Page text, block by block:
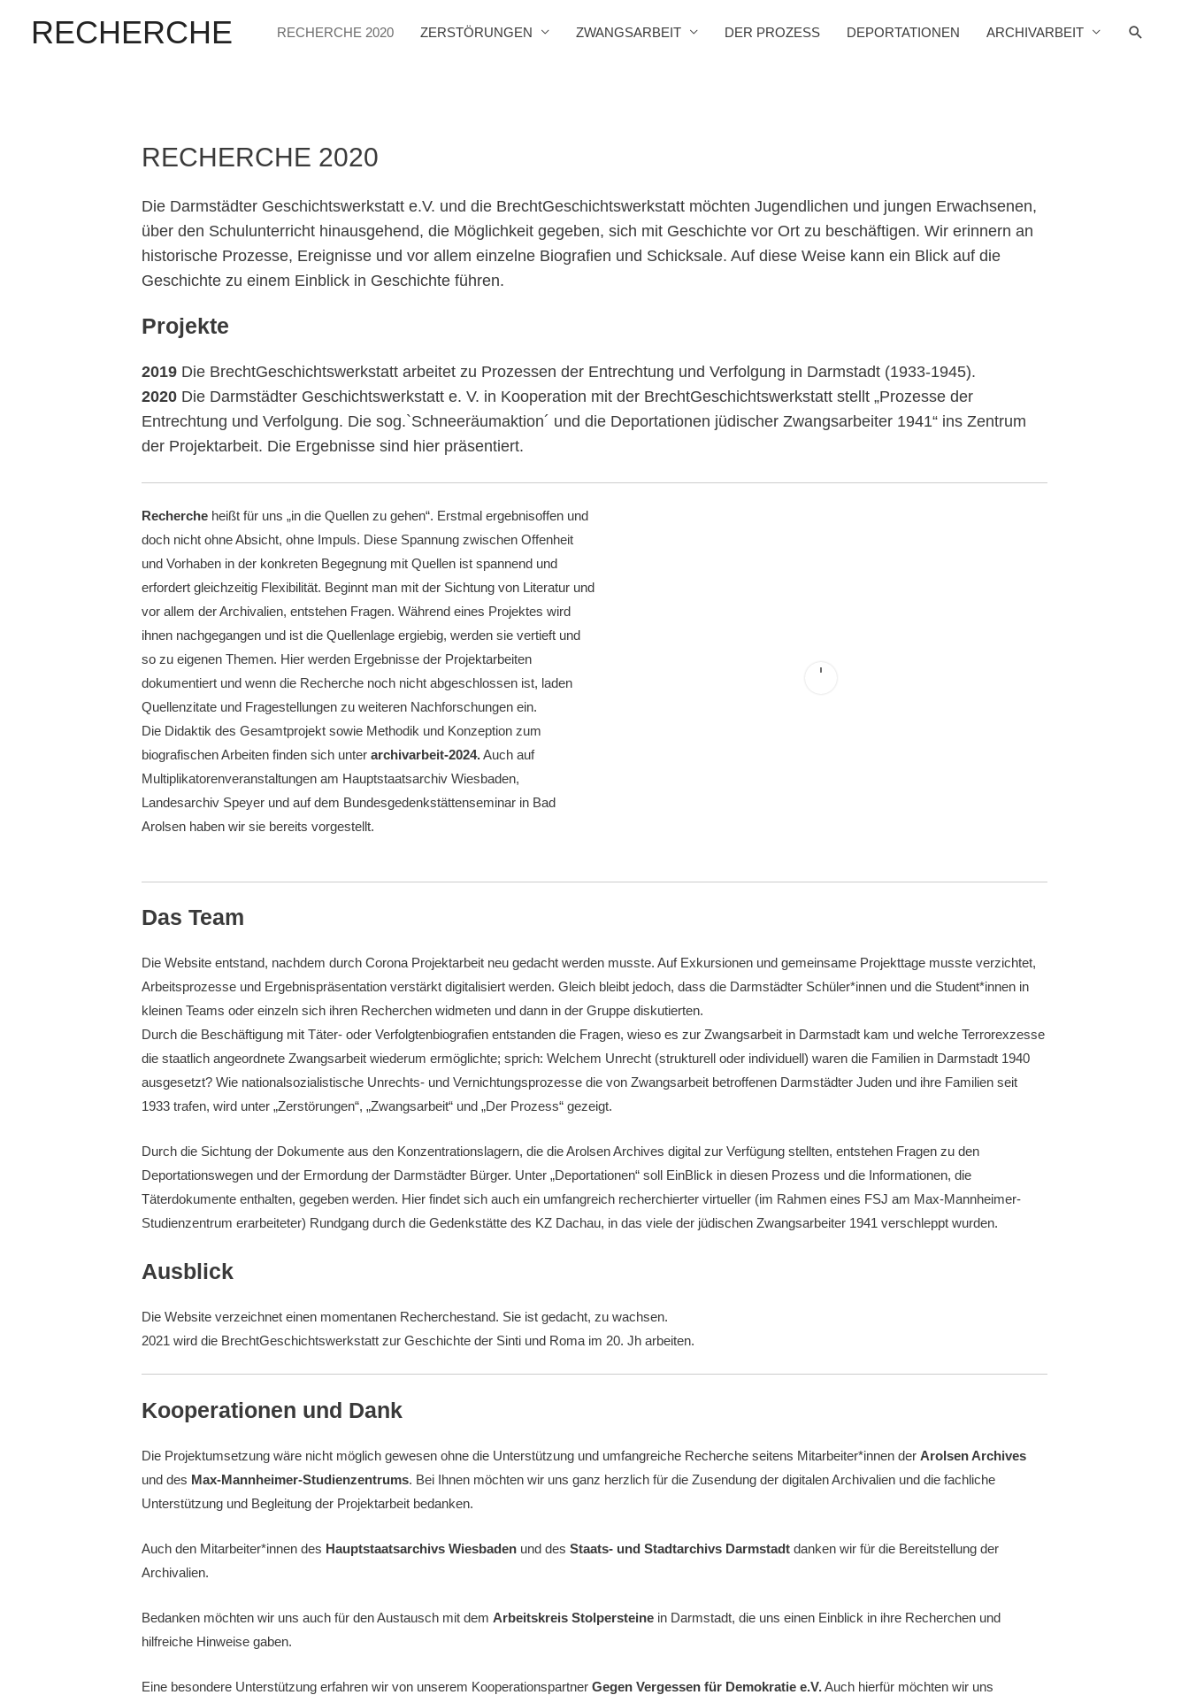
RECHERCHE RECHERCHE 2020 ZERSTÖRUNGEN ZWANGSARBEIT DER PROZESS DEPORTATIONEN ARCHIVARBEIT Suche
RECHERCHE 2020
Die Darmstädter Geschichtswerkstatt e.V. und die BrechtGeschichtswerkstatt möchten Jugendlichen und jungen Erwachsenen,
über den Schulunterricht hinausgehend, die Möglichkeit gegeben, sich mit Geschichte vor Ort zu beschäftigen. Wir erinnern an
historische Prozesse, Ereignisse und vor allem einzelne Biografien und Schicksale. Auf diese Weise kann ein Blick auf die
Geschichte zu einem Einblick in Geschichte führen.
Projekte
2019 Die BrechtGeschichtswerkstatt arbeitet zu Prozessen der Entrechtung und Verfolgung in Darmstadt (1933-1945).
2020 Die Darmstädter Geschichtswerkstatt e. V. in Kooperation mit der BrechtGeschichtswerkstatt stellt „Prozesse der
Entrechtung und Verfolgung. Die sog.`Schneeräumaktion´ und die Deportationen jüdischer Zwangsarbeiter 1941“ ins Zentrum
der Projektarbeit. Die Ergebnisse sind hier präsentiert.
Recherche heißt für uns „in die Quellen zu gehen“. Erstmal ergebnisoffen und
doch nicht ohne Absicht, ohne Impuls. Diese Spannung zwischen Offenheit
und Vorhaben in der konkreten Begegnung mit Quellen ist spannend und
erfordert gleichzeitig Flexibilität. Beginnt man mit der Sichtung von Literatur und
vor allem der Archivalien, entstehen Fragen. Während eines Projektes wird
ihnen nachgegangen und ist die Quellenlage ergiebig, werden sie vertieft und
so zu eigenen Themen. Hier werden Ergebnisse der Projektarbeiten
dokumentiert und wenn die Recherche noch nicht abgeschlossen ist, laden
Quellenzitate und Fragestellungen zu weiteren Nachforschungen ein.
Die Didaktik des Gesamtprojekt sowie Methodik und Konzeption zum
biografischen Arbeiten finden sich unter archivarbeit-2024.Auch auf
Multiplikatorenveranstaltungen am Hauptstaatsarchiv Wiesbaden,
Landesarchiv Speyer und auf dem Bundesgedenkstättenseminar in Bad
Arolsen haben wir sie bereits vorgestellt.
Das Team
Die Website entstand, nachdem durch Corona Projektarbeit neu gedacht werden musste. Auf Exkursionen und gemeinsame Projekttage musste verzichtet,
Arbeitsprozesse und Ergebnispräsentation verstärkt digitalisiert werden. Gleich bleibt jedoch, dass die Darmstädter Schüler*innen und die Student*innen in
kleinen Teams oder einzeln sich ihren Recherchen widmeten und dann in der Gruppe diskutierten.
Durch die Beschäftigung mit Täter- oder Verfolgtenbiografien entstanden die Fragen, wieso es zur Zwangsarbeit in Darmstadt kam und welche Terrorexzesse
die staatlich angeordnete Zwangsarbeit wiederum ermöglichte; sprich: Welchem Unrecht (strukturell oder individuell) waren die Familien in Darmstadt 1940
ausgesetzt? Wie nationalsozialistische Unrechts- und Vernichtungsprozesse die von Zwangsarbeit betroffenen Darmstädter Juden und ihre Familien seit
1933 trafen, wird unter „Zerstörungen“, „Zwangsarbeit“ und „Der Prozess“ gezeigt.
Durch die Sichtung der Dokumente aus den Konzentrationslagern, die die Arolsen Archives digital zur Verfügung stellten, entstehen Fragen zu den
Deportationswegen und der Ermordung der Darmstädter Bürger. Unter „Deportationen“ soll EinBlick in diesen Prozess und die Informationen, die
Täterdokumente enthalten, gegeben werden. Hier findet sich auch ein umfangreich recherchierter virtueller (im Rahmen eines FSJ am Max-Mannheimer-
Studienzentrum erarbeiteter) Rundgang durch die Gedenkstätte des KZ Dachau, in das viele der jüdischen Zwangsarbeiter 1941 verschleppt wurden.
Ausblick
Die Website verzeichnet einen momentanen Recherchestand. Sie ist gedacht, zu wachsen.
2021 wird die BrechtGeschichtswerkstatt zur Geschichte der Sinti und Roma im 20. Jh arbeiten.
Kooperationen und Dank
Die Projektumsetzung wäre nicht möglich gewesen ohne die Unterstützung und umfangreiche Recherche seitens Mitarbeiter*innen der Arolsen Archives
und des Max-Mannheimer-Studienzentrums. Bei Ihnen möchten wir uns ganz herzlich für die Zusendung der digitalen Archivalien und die fachliche
Unterstützung und Begleitung der Projektarbeit bedanken.
Auch den Mitarbeiter*innen des Hauptstaatsarchivs Wiesbaden und des Staats- und Stadtarchivs Darmstadt danken wir für die Bereitstellung der
Archivalien.
Bedanken möchten wir uns auch für den Austausch mit dem Arbeitskreis Stolpersteine in Darmstadt, die uns einen Einblick in ihre Recherchen und
hilfreiche Hinweise gaben.
Eine besondere Unterstützung erfahren wir von unserem Kooperationspartner Gegen Vergessen für Demokratie e.V.Auch hierfür möchten wir uns